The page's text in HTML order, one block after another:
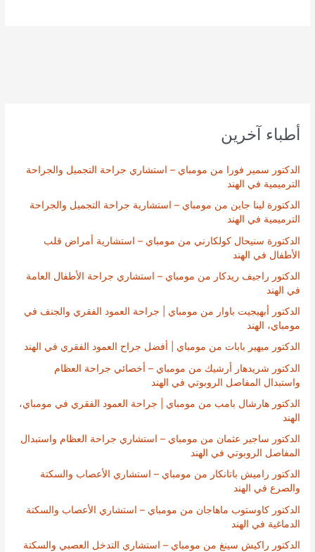
أطباء آخرين
الدكتور سمير فورا من مومباي – استشاري جراحة التجميل والجراحة
الترميمية في الهند
الدكتورة لينا جاين من مومباي – استشارية جراحة التجميل والجراحة
الترميمية في الهند
الدكتورة سنيحال كولكارني من مومباي – استشارية أمراض قلب
الأطفال في الهند
الدكتور راجيف ريدكار من مومباي – استشاري جراحة الأطفال العامة
في الهند
الدكتور أبهيجيت باوار من مومباي | جراحة العمود الفقري والجنف في
مومباي، الهند
الدكتور ميهير بابات من مومباي | أفضل جراح العمود الفقري في الهند
الدكتور شريدهار أرشيك من مومباي – أخصائي جراحة العظام
واستبدال المفاصل الروبوتي في الهند
الدكتور هارشال بامب من مومباي | جراحة العمود الفقري في مومباي،
الهند
الدكتور ساجير عثمان من مومباي – استشاري جراحة العظام واستبدال
المفاصل الروبوتي في الهند
الدكتور راميش باتانكار من مومباي – استشاري الأعصاب والسكتة
والصرع في الهند
الدكتور كاوستوب ماهاجان من مومباي – استشاري الأعصاب والسكتة
الدماغية في الهند
الدكتور راكيش سينغ من مومباي – استشاري التدخل العصبي والسكتة